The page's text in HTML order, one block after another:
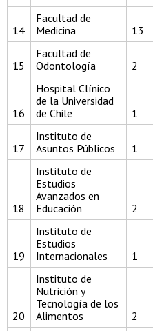
14
Facultad de
Medicina
13
15
Facultad de
Odontología
2
16
Hospital Clínico
de la Universidad
de Chile
1
17
Instituto de
Asuntos Públicos
1
18
Instituto de
Estudios
Avanzados en
Educación
2
19
Instituto de
Estudios
Internacionales
1
20
Instituto de
Nutrición y
Tecnología de los
Alimentos
2